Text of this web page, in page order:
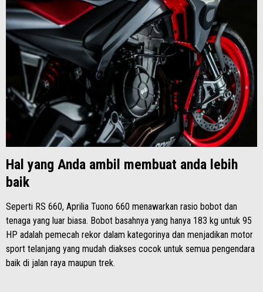
Hal yang Anda ambil membuat anda lebih
baik
Seperti RS 660, Aprilia Tuono 660 menawarkan rasio bobot dan
tenaga yang luar biasa. Bobot basahnya yang hanya 183 kg untuk 95
HP adalah pemecah rekor dalam kategorinya dan menjadikan motor
sport telanjang yang mudah diakses cocok untuk semua pengendara
baik di jalan raya maupun trek.